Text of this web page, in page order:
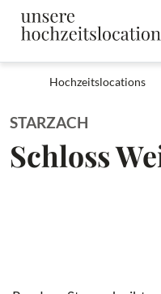
Hochzeitslocations
STARZACH
Schloss